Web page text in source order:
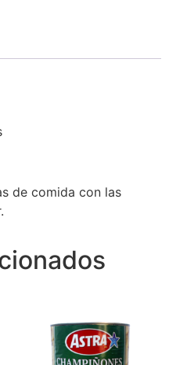
de comida con las